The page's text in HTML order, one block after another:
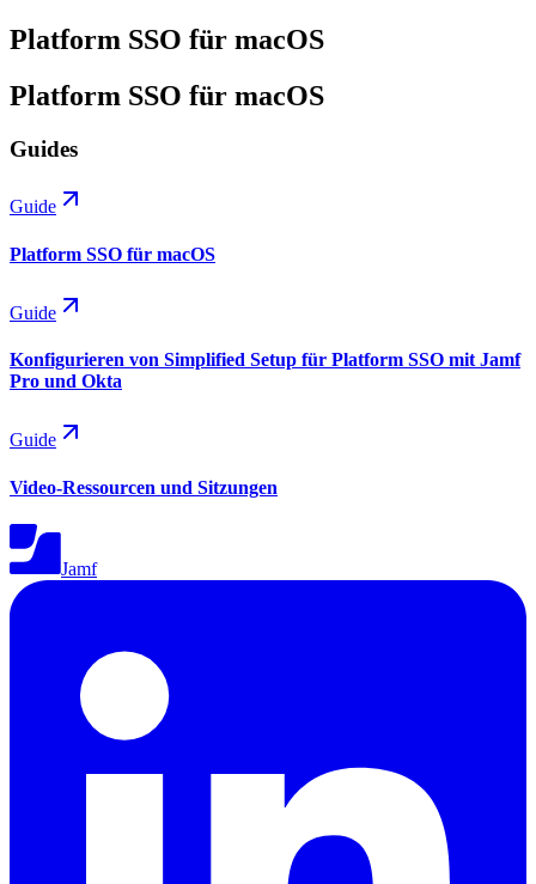
Platform SSO für macOS
Platform SSO für macOS
Guides
Guide
Platform SSO für macOS
Guide
Konfigurieren von Simplified Setup für Platform SSO mit Jamf
Pro und Okta
Guide
Video-Ressourcen und Sitzungen
Jamf